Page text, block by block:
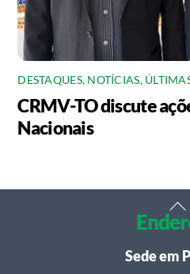
DESTAQUES, NOTÍCIAS,
CRMV-TO discute
Nacionais
To
Sede em